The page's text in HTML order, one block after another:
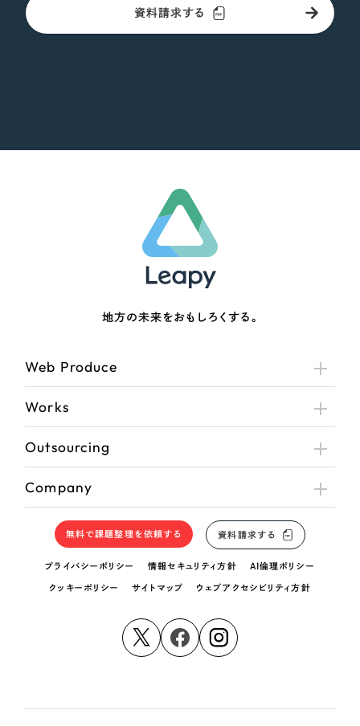
資料請求する
地方の未来をおもしろくする。
Web Produce
Works
Outsourcing
Company
無料で課題整理を依頼する 資料請求する
プライバシーポリシー 情報セキュリティ方針 AI倫理ポリシー
クッキーポリシー サイトマップ ウェブアクセシビリティ方針